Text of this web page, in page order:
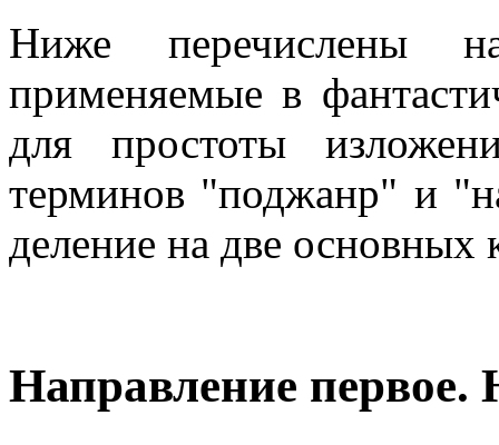
Ниже перечислены
применяемые в
для простоты
терминов "поджанр" и
деление на две
Направление первое.